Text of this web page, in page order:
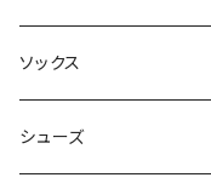
AILEY
AKIV
ボトムス
キャップ・ハット
ヘッドバンド
ソックス
シューズ